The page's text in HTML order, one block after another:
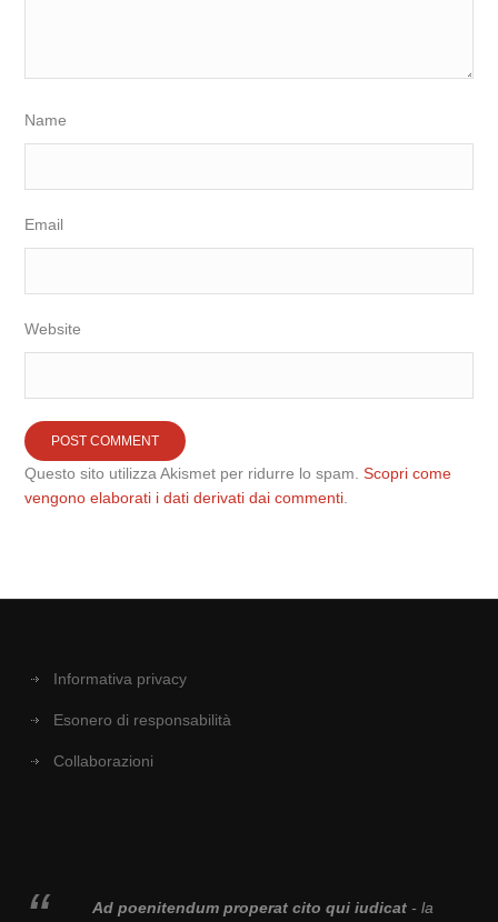
Name
Email
Website
Questo sito utilizza Akismet per ridurre lo spam.Scopri come
vengono elaborati i dati derivati dai commenti
Informativa privacy
Esonero di responsabilità
Collaborazioni
Ad poenitendum properat cito qui iudicat- la